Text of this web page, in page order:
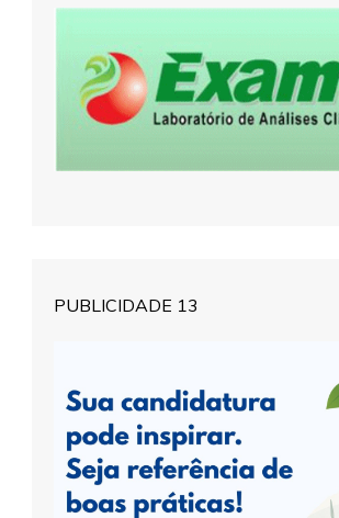
PUBLICIDADE 13